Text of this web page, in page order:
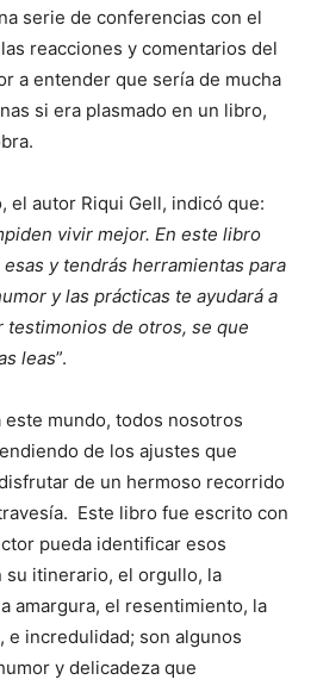
serie de conferencias con el
reacciones y comentarios del
a entender que sería de mucha
si era plasmado en un libro,
el autor Riqui Gell, indicó que:
vivir mejor. En este libro
y tendrás herramientas para
y las prácticas te ayudará a
testimonios de otros, se que
leas”.
mundo, todos nosotros
de los ajustes que
de un hermoso recorrido
Este libro fue escrito con
pueda identificar esos
su itinerario, el orgullo, la
amargura, el resentimiento, la
e incredulidad; son algunos
y delicadeza que